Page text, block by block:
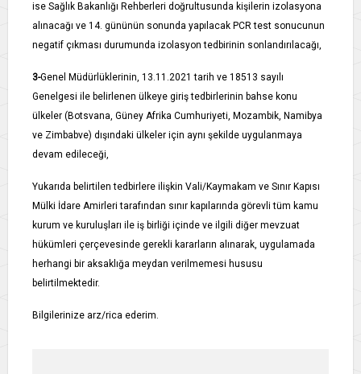
ise Sağlık Bakanlığı Rehberleri doğrultusunda kişilerin izolasyona
alınacağı ve 14. gününün sonunda yapılacak PCR test sonucunun
negatif çıkması durumunda izolasyon tedbirinin sonlandırılacağı,
3-Genel Müdürlüklerinin, 13.11.2021 tarih ve 18513 sayılı
Genelgesi ile belirlenen ülkeye giriş tedbirlerinin bahse konu
ülkeler (Botsvana, Güney Afrika Cumhuriyeti, Mozambik, Namibya
ve Zimbabve) dışındaki ülkeler için aynı şekilde uygulanmaya
devam edileceği,
Yukarıda belirtilen tedbirlere ilişkin Vali/Kaymakam ve Sınır Kapısı
Mülki İdare Amirleri tarafından sınır kapılarında görevli tüm kamu
kurum ve kuruluşları ile iş birliği içinde ve ilgili diğer mevzuat
hükümleri çerçevesinde gerekli kararların alınarak, uygulamada
herhangi bir aksaklığa meydan verilmemesi hususu
belirtilmektedir.
Bilgilerinize arz/rica ederim.